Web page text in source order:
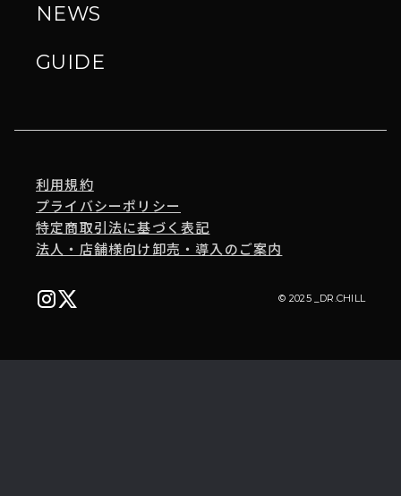
NEWS
GUIDE
利用規約
プライバシーポリシー
特定商取引法に基づく表記
法人・店舗様向け卸売・導入のご案内
© 2025 _DR.CHILL